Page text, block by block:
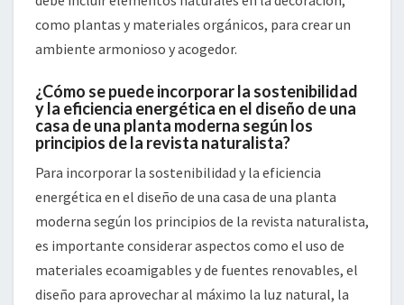
como plantas y materiales orgánicos, para crear un
ambiente armonioso y acogedor.
¿Cómo se puede incorporar la sostenibilidad
y la eficiencia energética en el diseño de una
casa de una planta moderna según los
principios de la revista naturalista?
Para incorporar la sostenibilidad y la eficiencia
energética en el diseño de una casa de una planta
moderna según los principios de la revista naturalista,
es importante considerar aspectos como el uso de
materiales ecoamigables y de fuentes renovables, el
diseño para aprovechar al máximo la luz natural, la